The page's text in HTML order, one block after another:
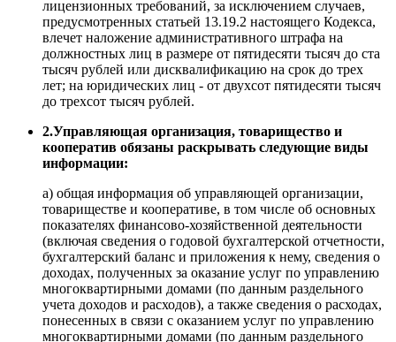
лицензионных требований, за исключением случаев,
предусмотренных статьей 13.19.2 настоящего Кодекса,
влечет наложение административного штрафа на
должностных лиц в размере от пятидесяти тысяч до ста
тысяч рублей или дисквалификацию на срок до трех
лет; на юридических лиц - от двухсот пятидесяти тысяч
до трехсот тысяч рублей.
2.Управляющая организация, товарищество и
кооператив обязаны раскрывать следующие виды
информации:
а) общая информация об управляющей организации,
товариществе и кооперативе, в том числе об основных
показателях финансово-хозяйственной деятельности
(включая сведения о годовой бухгалтерской отчетности,
бухгалтерский баланс и приложения к нему, сведения о
доходах, полученных за оказание услуг по управлению
многоквартирными домами (по данным раздельного
учета доходов и расходов), а также сведения о расходах,
понесенных в связи с оказанием услуг по управлению
многоквартирными домами (по данным раздельного